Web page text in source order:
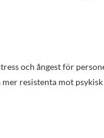
och ångest för
resistenta mot